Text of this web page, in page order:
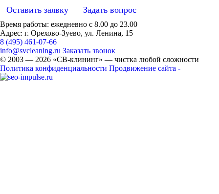
Оставить заявку Задать вопрос
Время работы: ежедневно с 8.00 до 23.00
Адрес: г. Орехово-Зуево, ул. Ленина, 15
8 (495) 461-07-66
info@svcleaning.ru Заказать звонок
© 2003 — 2026 «СВ-клининг» — чистка любой сложности
Политика конфиденциальности Продвижение сайта -